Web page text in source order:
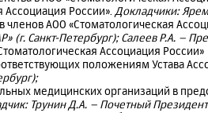
Ассоциация России». Докладчики:
членов АОО «Стоматологическая
(г. Санкт-Петербург); Салеев Р.А. –
Ассоциация
положениям Устава
медицинских организаций в
Трунин Д.А. – Почетный